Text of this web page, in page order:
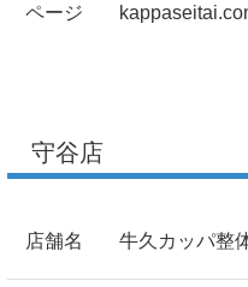
ページ
守谷店
店舗名 牛久カッパ整